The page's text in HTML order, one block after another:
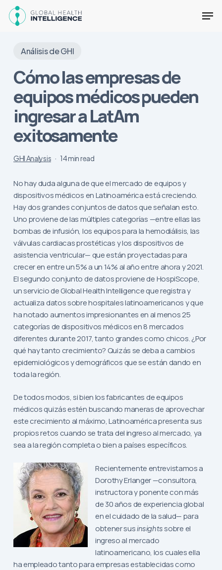
Análisis de GHI
Cómo las empresas de
equipos médicos pueden
ingresar a LatAm
exitosamente
GHI Analysis 14 min read
No hay duda alguna de que el mercado de equipos y
dispositivos médicos en Latinoamérica está creciendo.
Hay dos grandes conjuntos de datos que señalan esto.
Uno proviene de las múltiples categorías —entre ellas las
bombas de infusión, los equipos para la hemodiálisis, las
válvulas cardiacas prostéticas y los dispositivos de
asistencia ventricular— que están proyectadas para
crecer en entre un 5% a un 14% al año entre ahora y 2021.
El segundo conjunto de datos proviene de HospiScope,
un servicio de Global Health Intelligence que registra y
actualiza datos sobre hospitales latinoamericanos y que
ha notado aumentos impresionantes en al menos 25
categorías de dispositivos médicos en 8 mercados
diferentes durante 2017, tanto grandes como chicos. ¿Por
qué hay tanto crecimiento? Quizás se deba a cambios
epidemiológicos y demográficos que se están dando en
toda la región.
De todos modos, si bien los fabricantes de equipos
médicos quizás estén buscando maneras de aprovechar
este crecimiento al máximo, Latinoamérica presenta sus
propios retos cuando se trata del ingreso al mercado, ya
sea a la región completa o bien a países específicos.
Recientemente entrevistamos a
Dorothy Erlanger —consultora,
instructora y ponente con más
de 30 años de experiencia global
en el cuidado de la salud— para
obtener susinsightssobre el
ingreso al mercado
latinoamericano, los cuales ella
ha empleado tanto para empresas establecidas como